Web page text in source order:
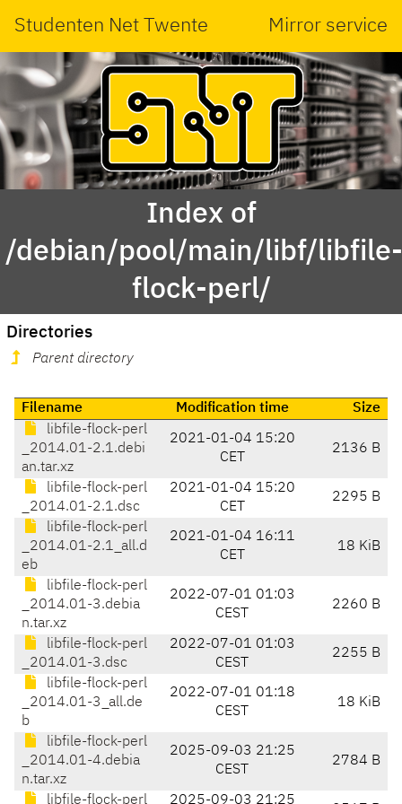
Studenten Net Twente Mirror service
Index of
/debian/pool/main/libf/
flock-perl/
Directories
Parent directory
Filename Modification time
Size
libfile-flock-perl
_2014.01-2.1.debi
an.tar.xz
2021-01-04 15:20
CET
2136 B
libfile-flock-perl
_2014.01-2.1.dsc
2021-01-04 15:20
CET
2295 B
libfile-flock-perl
_2014.01-2.1_all.d
eb
2021-01-04 16:11
CET
18 KiB
libfile-flock-perl
_2014.01-3.debia
n.tar.xz
2022-07-01 01:03
CEST
2260 B
libfile-flock-perl
_2014.01-3.dsc
2022-07-01 01:03
CEST
2255 B
libfile-flock-perl
_2014.01-3_all.de
b
2022-07-01 01:18
CEST
18 KiB
libfile-flock-perl
_2014.01-4.debia
n.tar.xz
2025-09-03 21:25
CEST
2784 B
libfile-flock-perl 2025-09-03 21:25